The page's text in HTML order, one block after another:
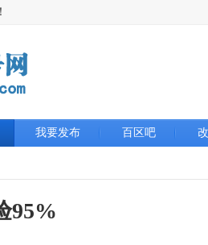
我要发布 百区吧
95%